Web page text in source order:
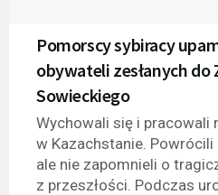
Pomorscy sybiracy
obywateli zesłanych do
Sowieckiego
Wychowali się i pracowali
w Kazachstanie. Powrócili
ale nie zapomnieli o
z przeszłości. Podczas